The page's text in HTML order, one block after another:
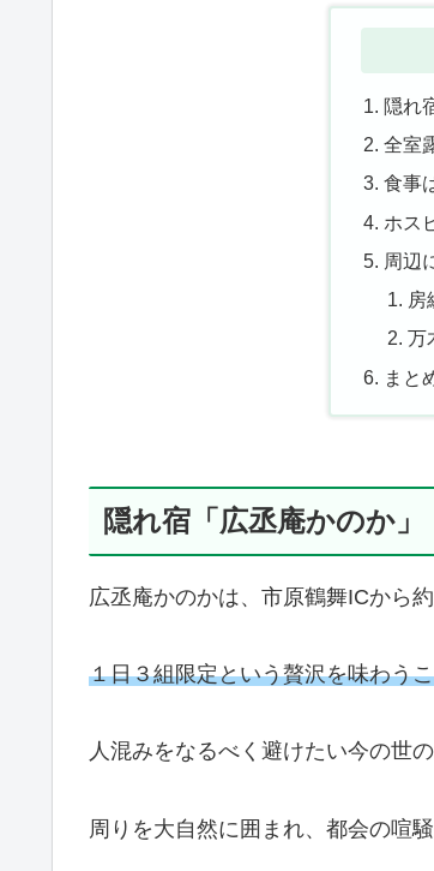
隠れ
全室
食事
ホス
周辺
房
万
まと
隠れ宿「広丞庵かのか」
広丞庵かのかは、市原鶴舞ICから
１日３組限定という贅沢を味わう
人混みをなるべく避けたい今の世
周りを大自然に囲まれ、都会の喧